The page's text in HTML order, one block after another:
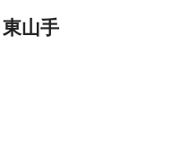
山手